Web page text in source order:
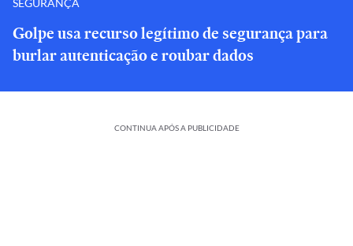
Golpe usa recurso legítimo de segurança para
burlar autenticação e roubar dados
CONTINUA APÓS A PUBLICIDADE